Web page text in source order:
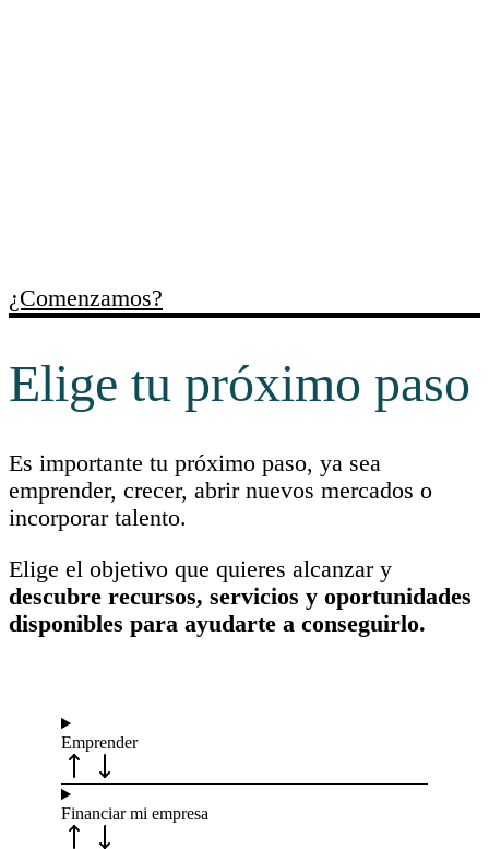
¿Comenzamos?
Elige tu próximo paso
Es importante tu próximo paso, ya sea
emprender, crecer, abrir nuevos mercados o
incorporar talento.
Elige el objetivo que quieres alcanzar y
descubre recursos, servicios y oportunidades
disponibles para ayudarte a conseguirlo.
Emprender
Financiar mi empresa